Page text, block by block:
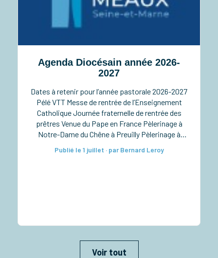
Agenda Diocésain année 2026-
2027
Dates à retenir pour l’année pastorale 2026-2027
Pélé VTT Messe de rentrée de l’Enseignement
Catholique Journée fraternelle de rentrée des
prêtres Venue du Pape en France Pèlerinage à
Notre-Dame du Chêne à Preuilly Pèlerinage à
diaconales à la cathédrale Taizé pour les lycéens
Publié le 1 juillet · par Bernard Leroy
Voir tout